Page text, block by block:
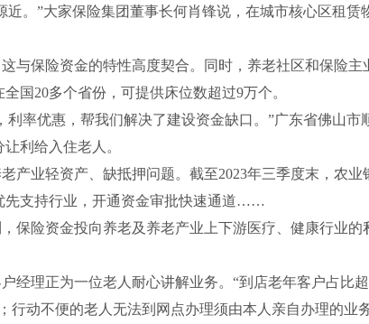
。”大家保险集团董事长何肖锋说，在城市核心区租赁
保险资金的特性高度契合。同时，养老社区和保险主
全国20多个省份，可提供床位数超过9万个。
优惠，帮我们解决了建设资金缺口。”广东省佛山市
利给入住老人。
业轻资产、缺抵押问题。截至2023年三季度末，农业
先支持行业，开通资金审批快速通道……
险资金投向养老及养老产业上下游医疗、健康行业的
理正为一位老人耐心讲解业务。“到店老年客户占比
行动不便的老人无法到网点办理须由本人亲自办理的业